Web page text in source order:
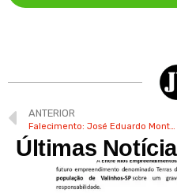
ANTERIOR
Últimas